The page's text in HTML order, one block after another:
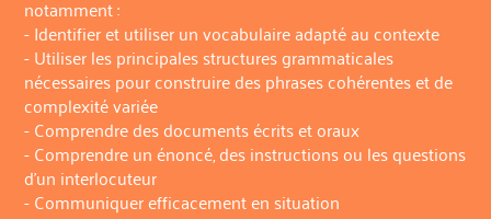
notamment :
- Identifier et utiliser un vocabulaire adapté au contexte
- Utiliser les principales structures grammaticales
nécessaires pour construire des phrases cohérentes et de
complexité variée
- Comprendre des documents écrits et oraux
- Comprendre un énoncé, des instructions ou les questions
d’un interlocuteur
- Communiquer efficacement en situation